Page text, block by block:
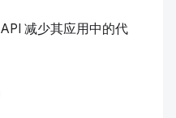
减少其应用中的代